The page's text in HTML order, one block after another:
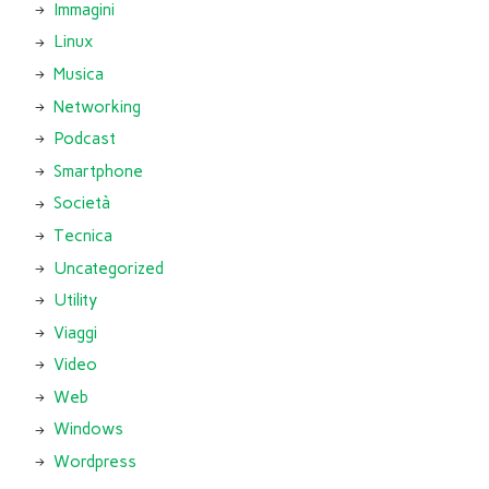
Immagini
Linux
Musica
Networking
Podcast
Smartphone
Società
Tecnica
Uncategorized
Utility
Viaggi
Video
Web
Windows
Wordpress